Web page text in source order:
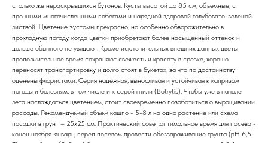
столько же нераскрывшихся бутонов. Кусты высотой до 85 см, объемные, с
прочными многочисленными побегами и нарядной здоровой голубовато-зеленой
листвой. Цветение эустомы прекрасно, но особенно обворожительно в
прохладную погоду, когда цветки приобретают более насыщенный оттенок и
дольше обычного не увядают. Кроме исключительных внешних данных цветы
продолжительное время сохраняют свежесть и красоту в срезке, хорошо
переносят транспортировку и долго стоят в букетах, за что по достоинству
оценены флористами. Серия надежная, выносливая и устойчивая к капризам
погоды и болезням, в том числе и к серой гнили (Botrytis). Чтобы уже в начале
лета наслаждаться цветением, стоит своевременно позаботиться о выращивании
рассады. Рекомендуемый объем кашпо - 5-8 л на одно растение или схема
посадки в грунт – 25х25 см. Практический совет:оптимальное время для посева -
конец ноября-январь; перед посевом провести обеззараживание грунта (pH 6,5-